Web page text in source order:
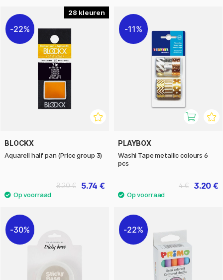
28
22%
BLOCKX
Aquarell half pan (Price group 3)
5.74 €
8.20 €
11%
PLAYBOX
Washi Tape metallic colours 6
pcs
3.20 €
4 €
30% 22%